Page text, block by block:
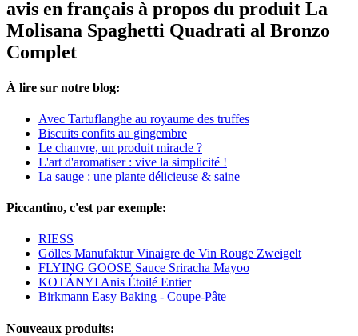
avis en français à propos du produit La
Molisana Spaghetti Quadrati al Bronzo
Complet
À lire sur notre blog:
Avec Tartuflanghe au royaume des truffes
Biscuits confits au gingembre
Le chanvre, un produit miracle ?
L'art d'aromatiser : vive la simplicité !
La sauge : une plante délicieuse & saine
Piccantino, c'est par exemple:
RIESS
Gölles Manufaktur Vinaigre de Vin Rouge Zweigelt
FLYING GOOSE Sauce Sriracha Mayoo
KOTÁNYI Anis Étoilé Entier
Birkmann Easy Baking - Coupe-Pâte
Nouveaux produits: